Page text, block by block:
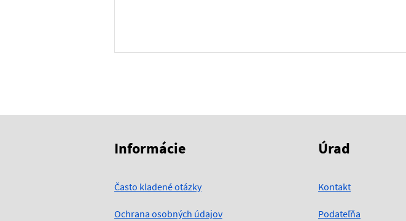
Informácie
Často kladené otázky
Ochrana osobných údajov
Úrad
Kontakt
Podateľňa